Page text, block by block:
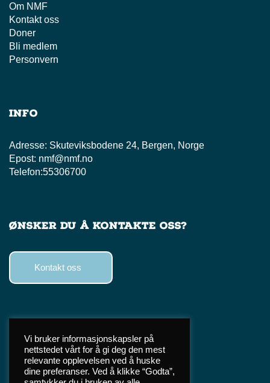
Om NMF
Kontakt oss
Doner
Bli medlem
Personvern
Info
Adresse: Skuteviksbodene 24, Bergen, Norge
Epost: nmf@nmf.no
Telefon:55306700
Ønsker du å kontakte oss?
Kontakt oss
Facebook
Instagram
Vi bruker informasjonskapsler på
nettstedet vårt for å gi deg den mest
relevante opplevelsen ved å huske
dine preferanser. Ved å klikke “Godta”,